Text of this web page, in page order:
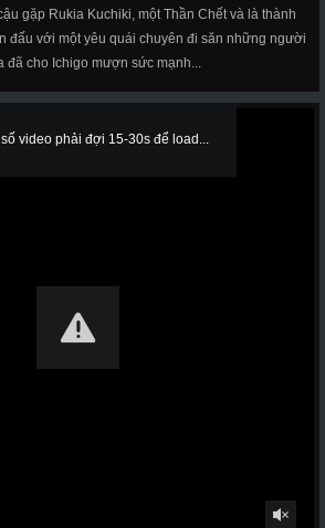
gặp Rukia Kuchiki, một Thần Chết và là thành
đấu với một yêu quái chuyên đi săn những người
đã cho Ichigo mượn sức mạnh...
số video phải đợi 15-30s để load...
File could not be played